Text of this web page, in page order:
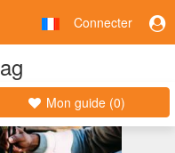
Connecter
Mon guide (0)